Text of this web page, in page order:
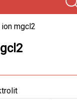
mgcl2